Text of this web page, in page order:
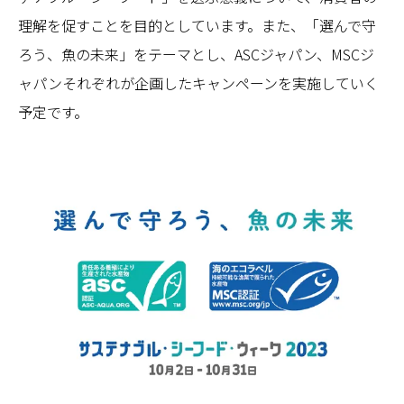
理解を促すことを目的としています。また、「選んで守
ろう、魚の未来」をテーマとし、ASCジャパン、MSCジ
ャパンそれぞれが企画したキャンペーンを実施していく
予定です。